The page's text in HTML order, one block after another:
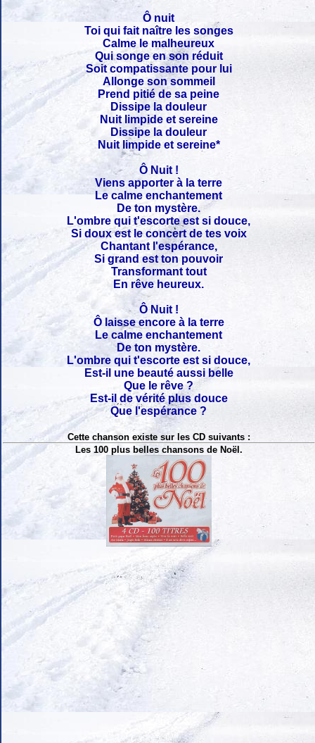
Ô nuit
Toi qui fait naître les songes
Calme le malheureux
Qui songe en son réduit
Soit compatissante pour lui
Allonge son sommeil
Prend pitié de sa peine
Dissipe la douleur
Nuit limpide et sereine
Dissipe la douleur
Nuit limpide et sereine*
Ô Nuit !
Viens apporter à la terre
Le calme enchantement
De ton mystère.
L'ombre qui t'escorte est si douce,
Si doux est le concert de tes voix
Chantant l'espérance,
Si grand est ton pouvoir
Transformant tout
En rêve heureux.
Ô Nuit !
Ô laisse encore à la terre
Le calme enchantement
De ton mystère.
L'ombre qui t'escorte est si douce,
Est-il une beauté aussi belle
Que le rêve ?
Est-il de vérité plus douce
Que l'espérance ?
Cette chanson existe sur les CD suivants :
Les 100 plus belles chansons de Noël.